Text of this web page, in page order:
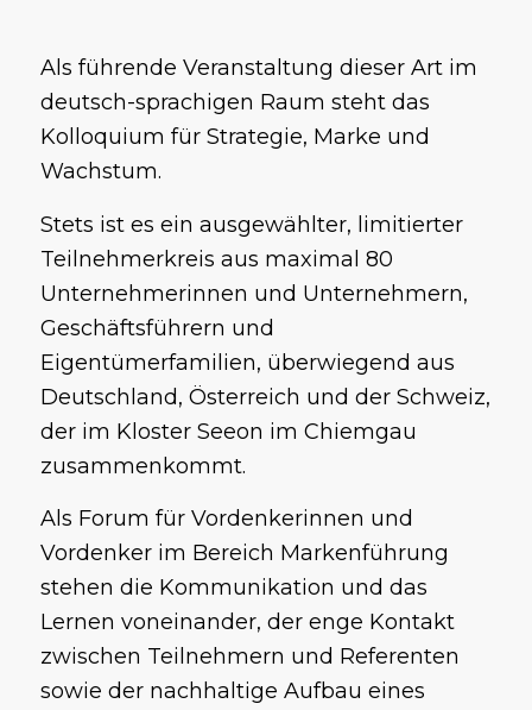
Als führende Veranstaltung dieser Art im
deutsch-sprachigen Raum steht das
Kolloquium für Strategie, Marke und
Wachstum.
Stets ist es ein ausgewählter, limitierter
Teilnehmerkreis aus maximal 80
Unternehmerinnen und Unternehmern,
Geschäftsführern und
Eigentümerfamilien, überwiegend aus
Deutschland, Österreich und der Schweiz,
der im Kloster Seeon im Chiemgau
zusammenkommt.
Als Forum für Vordenkerinnen und
Vordenker im Bereich Markenführung
stehen die Kommunikation und das
Lernen voneinander, der enge Kontakt
zwischen Teilnehmern und Referenten
sowie der nachhaltige Aufbau eines